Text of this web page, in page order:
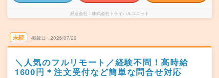
派遣会社 株式会社トライバルユニット
未読 掲載日 2026/07/29
＼人気のフルリモート／経験不問！高時給
1600円＊注文受付など簡単な問合せ対応